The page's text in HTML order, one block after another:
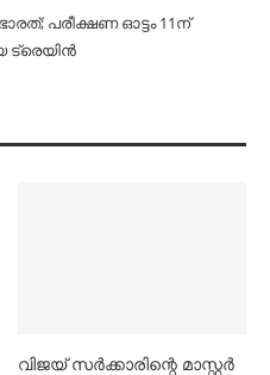
പരീക്ഷണ ഓട്ടം 11ന്
ട്രെയിന്‍
വിജയ് സര്‍ക്കാരിന്റെ മാസ്റ്റര്‍